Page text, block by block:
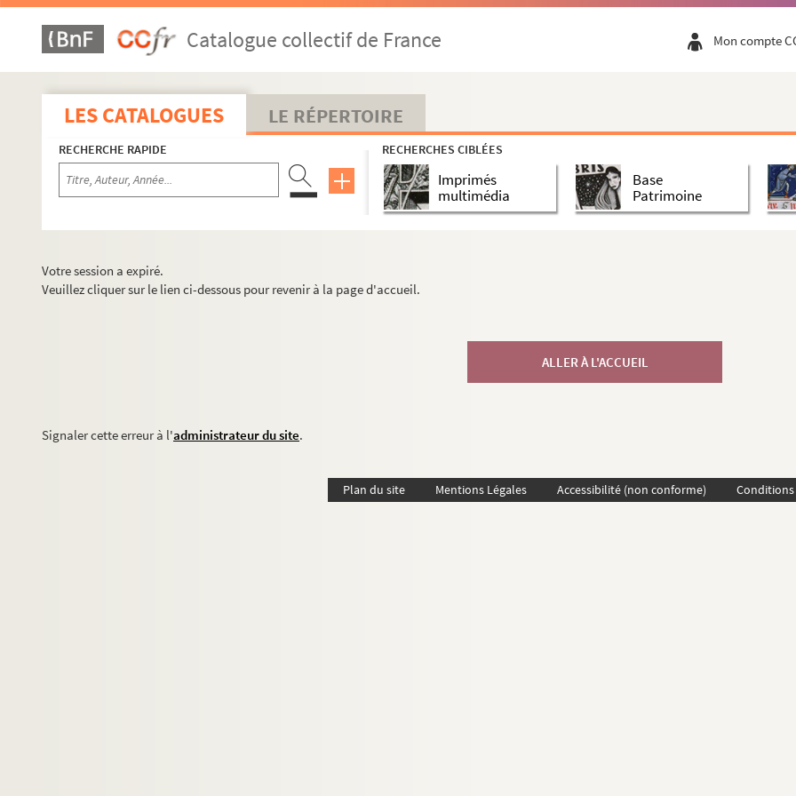
Catalogue collectif de France Mon compte
LES CATALOGUES LE RÉPERTOIRE
RECHERCHE RAPIDE RECHERCHES CIBLÉES
Imprimés
multimédia
Base
Patrimoine
Votre session a expiré.
Veuillez cliquer sur le lien ci-dessous pour revenir à la page d'accueil.
ALLER À L'ACCUEIL
Signaler cette erreur à l'administrateur du site.
Plan du site Mentions Légales Accessibilité (non conforme)